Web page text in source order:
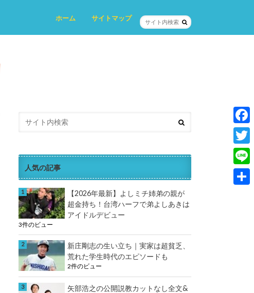
ホーム サイトマップ
プロフィール
プライバシーポリシー
お問い合わせ
人気の記事
【2026年最新】よしミチ姉弟の親が
超金持ち！台湾ハーフで弟よしあきは
アイドルデビュー
3件のビュー
新庄剛志の生い立ち｜実家は超貧乏、
荒れた学生時代のエピソードも
2件のビュー
矢部浩之の公開説教カットなし全文&
F
a
c
e
T
w
i
L